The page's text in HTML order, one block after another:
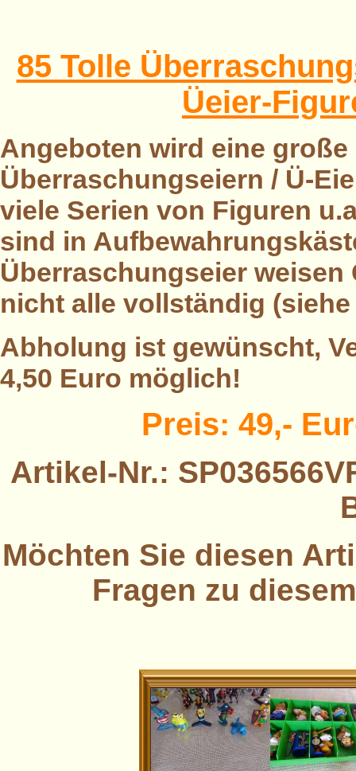
85 Tolle
Üeier-
Angeboten wird eine
Überraschungseiern / Ü-
viele Serien von Figuren
sind in
Überraschungseier
nicht alle vollständig
Abholung ist gewünscht,
4,50 Euro möglich!
Preis: 49,-
Artikel-Nr.:
Möchten Sie diesen
Fragen zu